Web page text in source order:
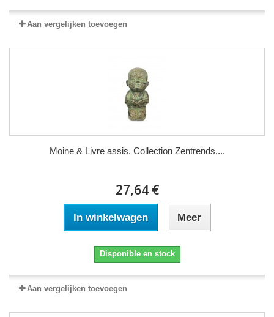
Aan vergelijken toevoegen
Moine & Livre assis, Collection Zentrends,...
27,64 €
In winkelwagen Meer
Disponible en stock
Aan vergelijken toevoegen